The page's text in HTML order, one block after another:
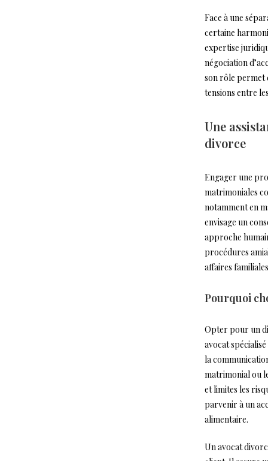
Face à une
certaine
expertise
négociation
son rôle permet
tensions entre
Une
divorce
Engager une
matrimoniales
notamment en
envisage un
approche
procédures
affaires
Pourquoi
Opter pour un
avocat
la
matrimonial ou
et limites les
parvenir à un
alimentaire.
Un avocat